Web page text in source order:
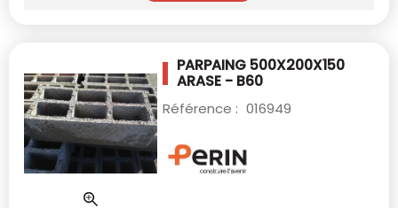
PARPAING 500X200X150
ARASE - B60
Référence : 016949